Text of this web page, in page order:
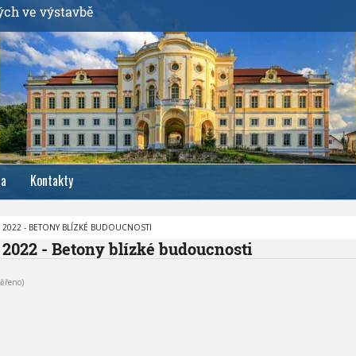
ve výstavbě
Kontakty
2022 - BETONY BLÍZKÉ BUDOUCNOSTI
- Betony blízké budoucnosti